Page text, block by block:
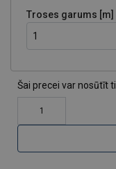
Troses garums [m]
Šai precei var nosūtīt